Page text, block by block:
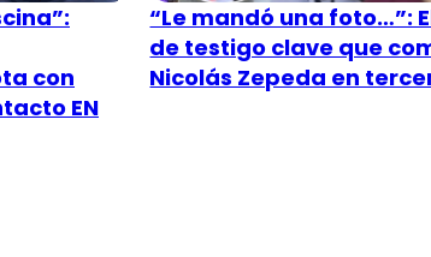
con
EN
“Le mandó una foto…”:
de testigo clave que
Nicolás Zepeda en